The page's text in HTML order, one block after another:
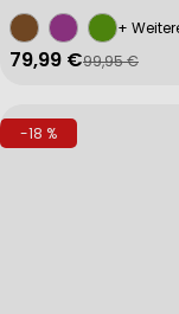
+
Verkaufspreis
79,99 €
Regulärer Preis
99,95 €
-18 %